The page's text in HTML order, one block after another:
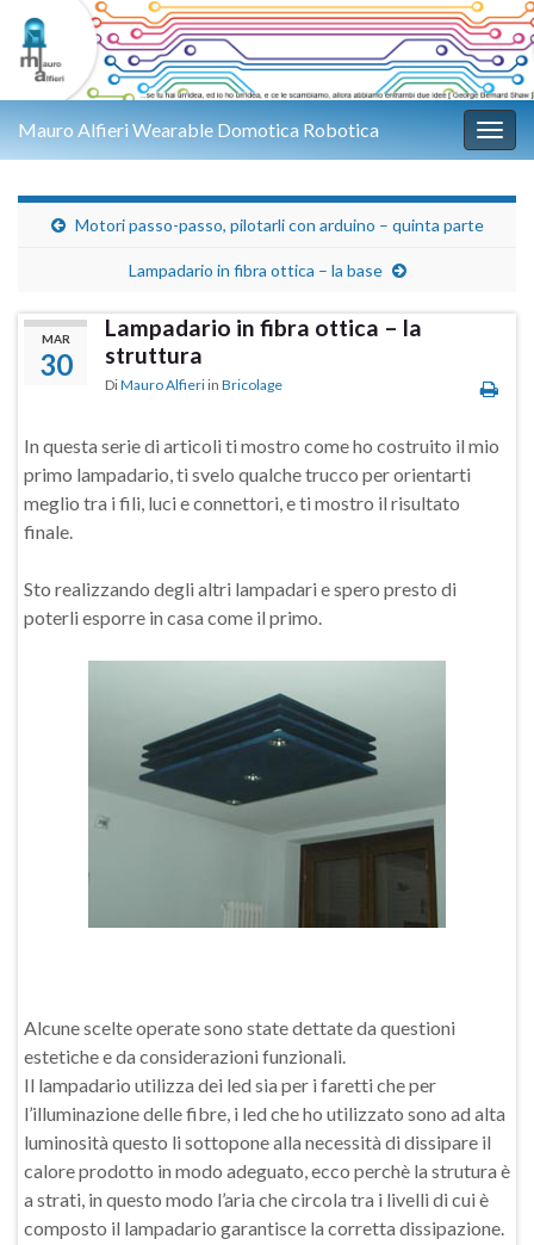
Mauro Alfieri Wearable Domotica Robotica
Motori passo-passo, pilotarli con arduino – quinta parte
Lampadario in fibra ottica – la base
MAR
30
Lampadario in fibra ottica – la
struttura
DiMauro Alfieri in Bricolage
In questa serie di articoli ti mostro come ho costruito il mio
primo lampadario, ti svelo qualche trucco per orientarti
meglio tra i fili, luci e connettori, e ti mostro il risultato
finale.
Sto realizzando degli altri lampadari e spero presto di
poterli esporre in casa come il primo.
Alcune scelte operate sono state dettate da questioni
estetiche e da considerazioni funzionali.
Il lampadario utilizza dei led sia per i faretti che per
l’illuminazione delle fibre, i led che ho utilizzato sono ad alta
luminosità questo li sottopone alla necessità di dissipare il
calore prodotto in modo adeguato, ecco perchè la strutura è
a strati, in questo modo l’aria che circola tra i livelli di cui è
composto il lampadario garantisce la corretta dissipazione.